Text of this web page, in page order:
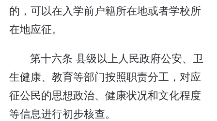
的，可以在入学前户籍所在地或者学校所
在地应征。
第十六条 县级以上人民政府公安、卫
生健康、教育等部门按照职责分工，对应
征公民的思想政治、健康状况和文化程度
等信息进行初步核查。